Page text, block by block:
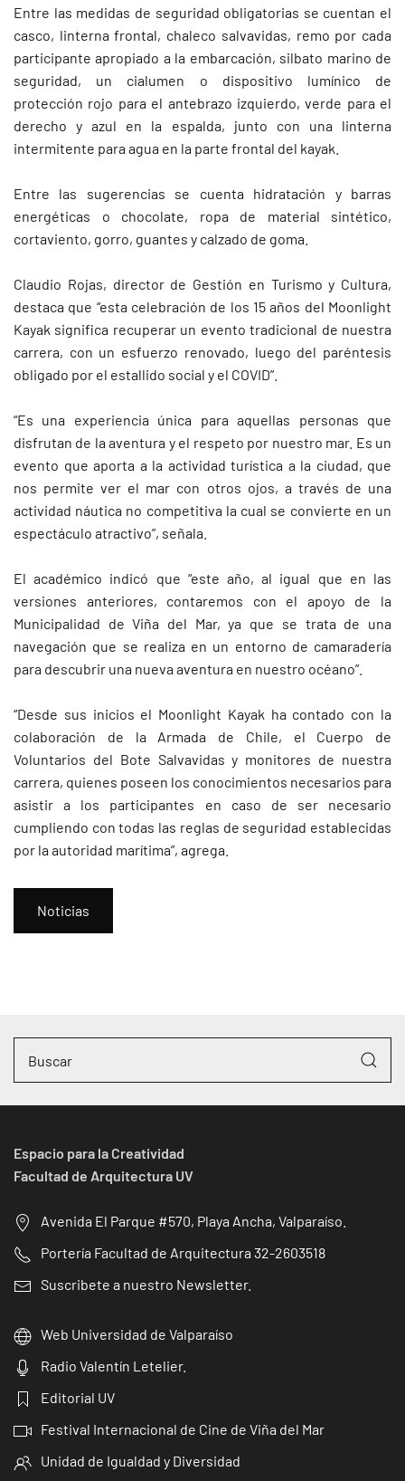
Entre las medidas de seguridad obligatorias se cuentan el
casco, linterna frontal, chaleco salvavidas, remo por cada
participante apropiado a la embarcación, silbato marino de
seguridad, un cialumen o dispositivo lumínico de
protección rojo para el antebrazo izquierdo, verde para el
derecho y azul en la espalda, junto con una linterna
intermitente para agua en la parte frontal del kayak.
Entre las sugerencias se cuenta hidratación y barras
energéticas o chocolate, ropa de material sintético,
cortaviento, gorro, guantes y calzado de goma.
Claudio Rojas, director de Gestión en Turismo y Cultura,
destaca que “esta celebración de los 15 años del Moonlight
Kayak significa recuperar un evento tradicional de nuestra
carrera, con un esfuerzo renovado, luego del paréntesis
obligado por el estallido social y el COVID”.
“Es una experiencia única para aquellas personas que
disfrutan de la aventura y el respeto por nuestro mar. Es un
evento que aporta a la actividad turística a la ciudad, que
nos permite ver el mar con otros ojos, a través de una
actividad náutica no competitiva la cual se convierte en un
espectáculo atractivo”, señala.
El académico indicó que “este año, al igual que en las
versiones anteriores, contaremos con el apoyo de la
Municipalidad de Viña del Mar, ya que se trata de una
navegación que se realiza en un entorno de camaradería
para descubrir una nueva aventura en nuestro océano”.
“Desde sus inicios el Moonlight Kayak ha contado con la
colaboración de la Armada de Chile, el Cuerpo de
Voluntarios del Bote Salvavidas y monitores de nuestra
carrera, quienes poseen los conocimientos necesarios para
asistir a los participantes en caso de ser necesario
cumpliendo con todas las reglas de seguridad establecidas
por la autoridad marítima”, agrega.
Noticias
Espacio para la Creatividad
Facultad de Arquitectura UV
Avenida El Parque #570, Playa Ancha, Valparaíso.
Portería Facultad de Arquitectura 32-2603518
Suscribete a nuestro Newsletter.
Web Universidad de Valparaíso
Radio Valentín Letelier.
Editorial UV
Festival Internacional de Cine de Viña del Mar
Unidad de Igualdad y Diversidad